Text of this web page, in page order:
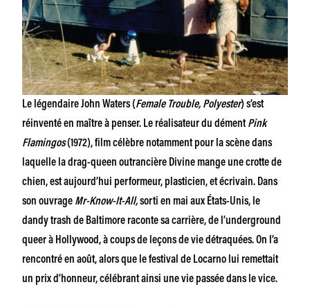
Le légendaire John Waters (Female Trouble, Polyester) s’est
réinventé en maître à penser. Le réalisateur du démentPink
Flamingos(1972), film célèbre notamment pour la scène dans
laquelle la drag-queen outrancière Divine mange une crotte de
chien, est aujourd’hui performeur, plasticien, et écrivain. Dans
son ouvrage Mr-Know-It-All,sorti en mai aux États-Unis, le
dandy trash de Baltimore raconte sa carrière, de l’underground
queer à Hollywood, à coups de leçons de vie détraquées. On l’a
rencontré en août, alors que le festival de Locarno lui remettait
un prix d’honneur, célébrant ainsi une vie passée dans le vice.